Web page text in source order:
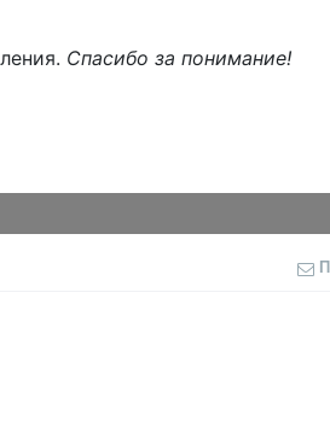
Спасибо за понимание!